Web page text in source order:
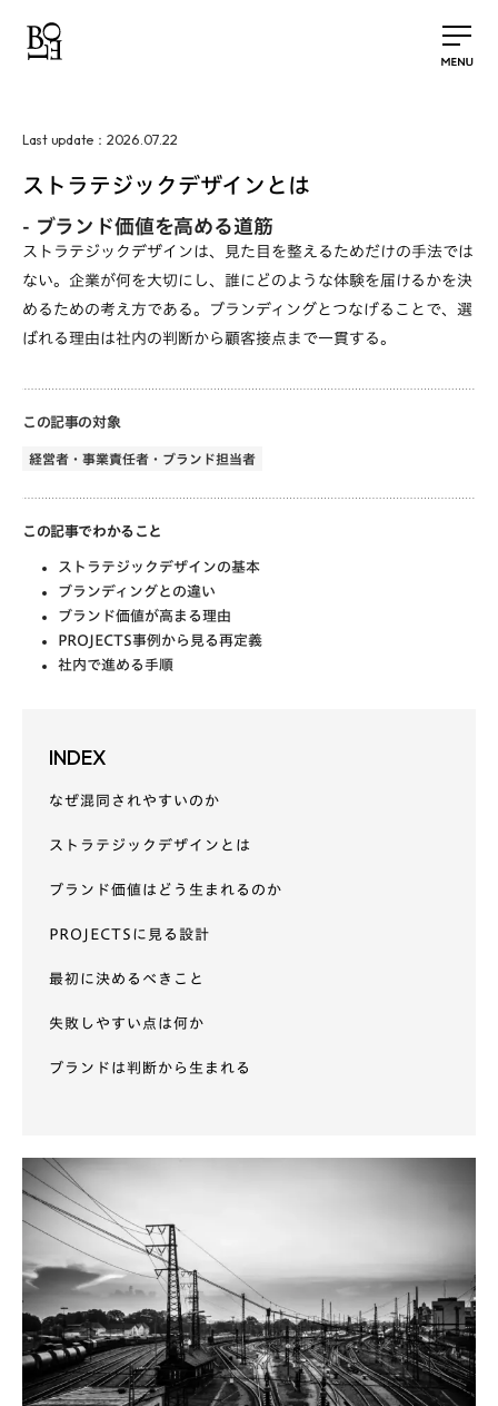
Last update： 2026.07.22
ストラテジックデザインとは
- ブランド価値を高める道筋
ストラテジックデザインは、見た目を整えるためだけの手法では
ない。企業が何を大切にし、誰にどのような体験を届けるかを決
めるための考え方である。ブランディングとつなげることで、選
ばれる理由は社内の判断から顧客接点まで一貫する。
この記事の対象
経営者・事業責任者・ブランド担当者
この記事でわかること
ストラテジックデザインの基本
ブランディングとの違い
ブランド価値が高まる理由
PROJECTS事例から見る再定義
社内で進める手順
INDEX
なぜ混同されやすいのか
ストラテジックデザインとは
ブランド価値はどう生まれるのか
PROJECTSに見る設計
最初に決めるべきこと
失敗しやすい点は何か
ブランドは判断から生まれる